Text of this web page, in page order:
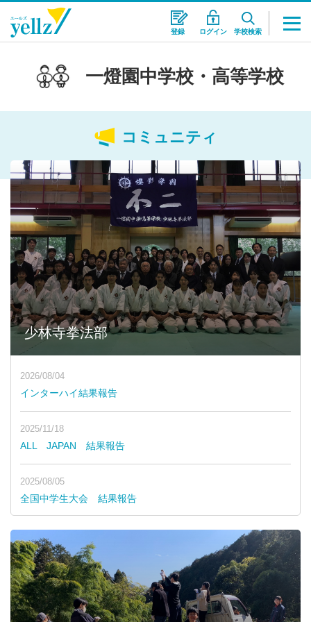
登録 ログイン 学校検索
一燈園中学校・高等学校
コミュニティ
少林寺拳法部
2026/08/04
インターハイ結果報告
2025/11/18
ALL JAPAN 結果報告
2025/08/05
全国中学生大会 結果報告